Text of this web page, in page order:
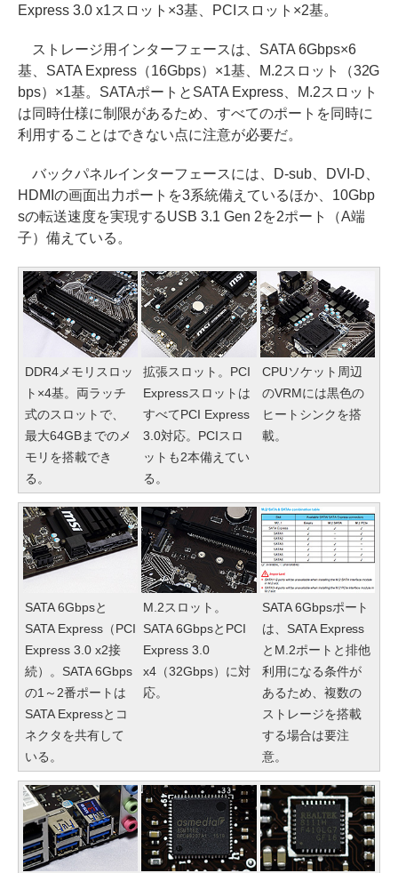
Express 3.0 x1スロット×3基、PCIスロット×2基。
ストレージ用インターフェースは、SATA 6Gbps×6
基、SATA Express（16Gbps）×1基、M.2スロット（32G
bps）×1基。SATAポートとSATA Express、M.2スロット
は同時仕様に制限があるため、すべてのポートを同時に
利用することはできない点に注意が必要だ。
バックパネルインターフェースには、D-sub、DVI-D、
HDMIの画面出力ポートを3系統備えているほか、10Gbp
sの転送速度を実現するUSB 3.1 Gen 2を2ポート（A端
子）備えている。
DDR4メモリスロッ
ト×4基。両ラッチ
式のスロットで、
最大64GBまでのメ
モリを搭載でき
る。
拡張スロット。PCI
Expressスロットは
すべてPCI Express
3.0対応。PCIスロ
ットも2本備えてい
る。
CPUソケット周辺
のVRMには黒色の
ヒートシンクを搭
載。
SATA 6Gbpsと
SATA Express（PCI
Express 3.0 x2接
続）。SATA 6Gbps
の1～2番ポートは
SATA Expressとコ
ネクタを共有して
いる。
M.2スロット。
SATA 6GbpsとPCI
Express 3.0
x4（32Gbps）に対
応。
SATA 6Gbpsポート
は、SATA Express
とM.2ポートと排他
利用になる条件が
あるため、複数の
ストレージを搭載
する場合は要注
意。